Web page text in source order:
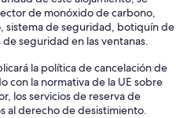
de monóxido de carbono,
sistema de seguridad, botiquín de
seguridad en las ventanas.
la política de cancelación de
con la normativa de la UE sobre
los servicios de reserva de
al derecho de desistimiento.